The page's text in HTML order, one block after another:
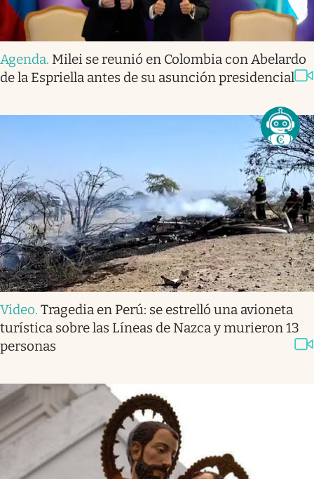
Agenda. Milei se reunió en Colombia con Abelardo
de la Espriella antes de su asunción presidencial
Video. Tragedia en Perú: se estrelló una avioneta
turística sobre las Líneas de Nazca y murieron 13
personas